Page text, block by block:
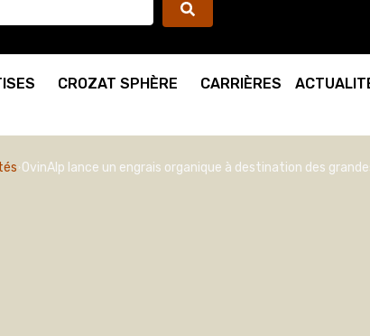
CROZAT SPHÈRE CARRIÈRES
OvinAlp lance un engrais organique à destination des